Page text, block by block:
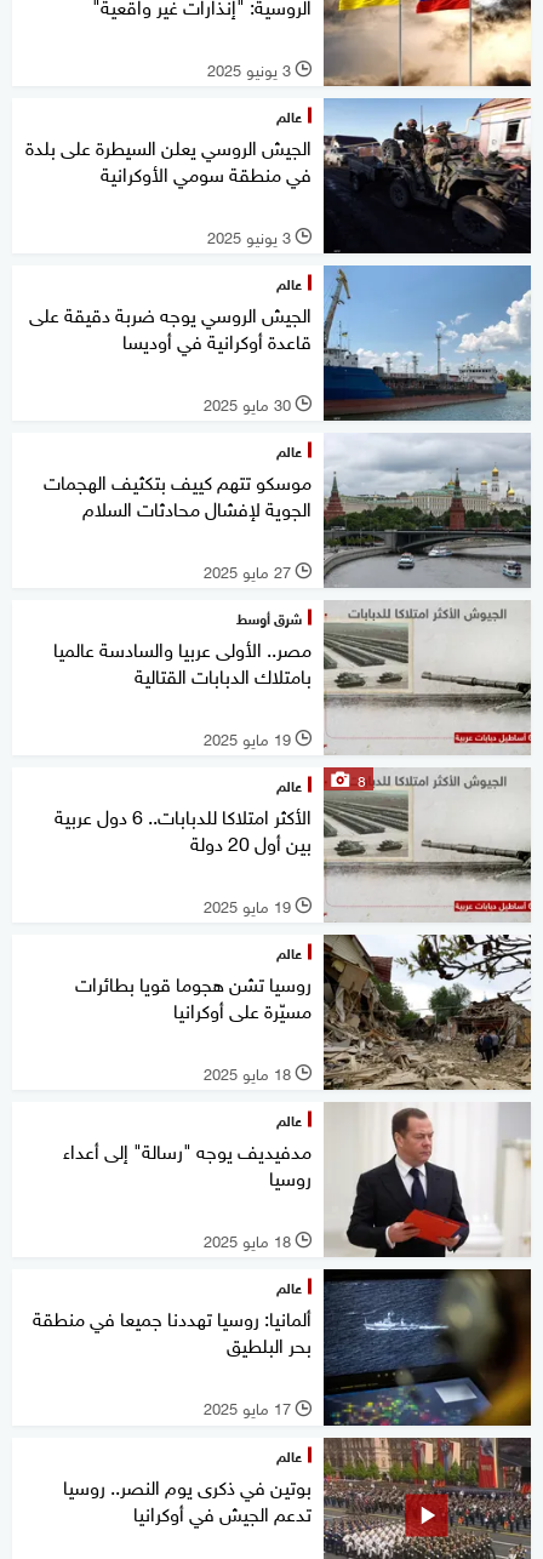
l 3 يونيو 2025
عالم
الجيش الروسي يعلن السيطرة على بلدة
في منطقة سومي الأوكرانية
l 3 يونيو 2025
عالم
الجيش الروسي يوجه ضربة دقيقة على
قاعدة أوكرانية في أوديسا
l 30 مايو 2025
عالم
موسكو تتهم كييف بتكثيف الهجمات
الجوية لإفشال محادثات السلام
l 27 مايو 2025
شرق أوسط
مصر.. الأولى عربيا والسادسة عالميا
بامتلاك الدبابات القتالية
l 19 مايو 2025
8 عالم
الأكثر امتلاكا للدبابات.. 6 دول عربية
بين أول 20 دولة
l 19 مايو 2025
عالم
روسيا تشن هجوما قويا بطائرات
مسيّرة على أوكرانيا
l 18 مايو 2025
عالم
مدفيديف يوجه "رسالة" إلى أعداء
روسيا
l 18 مايو 2025
عالم
ألمانيا: روسيا تهددنا جميعا في منطقة
بحر البلطيق
l 17 مايو 2025
عالم
بوتين في ذكرى يوم النصر.. روسيا
تدعم الجيش في أوكرانيا